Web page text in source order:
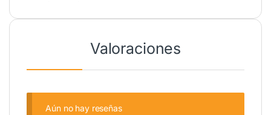
Valoraciones
Aún no hay reseñas